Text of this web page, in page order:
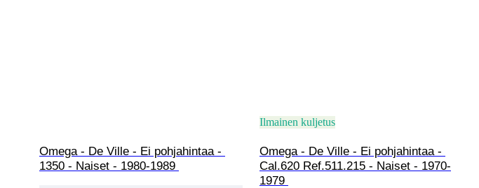
Omega - De Ville - Ei pohjahintaa -
1350 - Naiset - 1980-1989
Ilmainen kuljetus
Omega - De Ville - Ei pohjahintaa -
Cal.620 Ref.511.215 - Naiset - 1970-
1979